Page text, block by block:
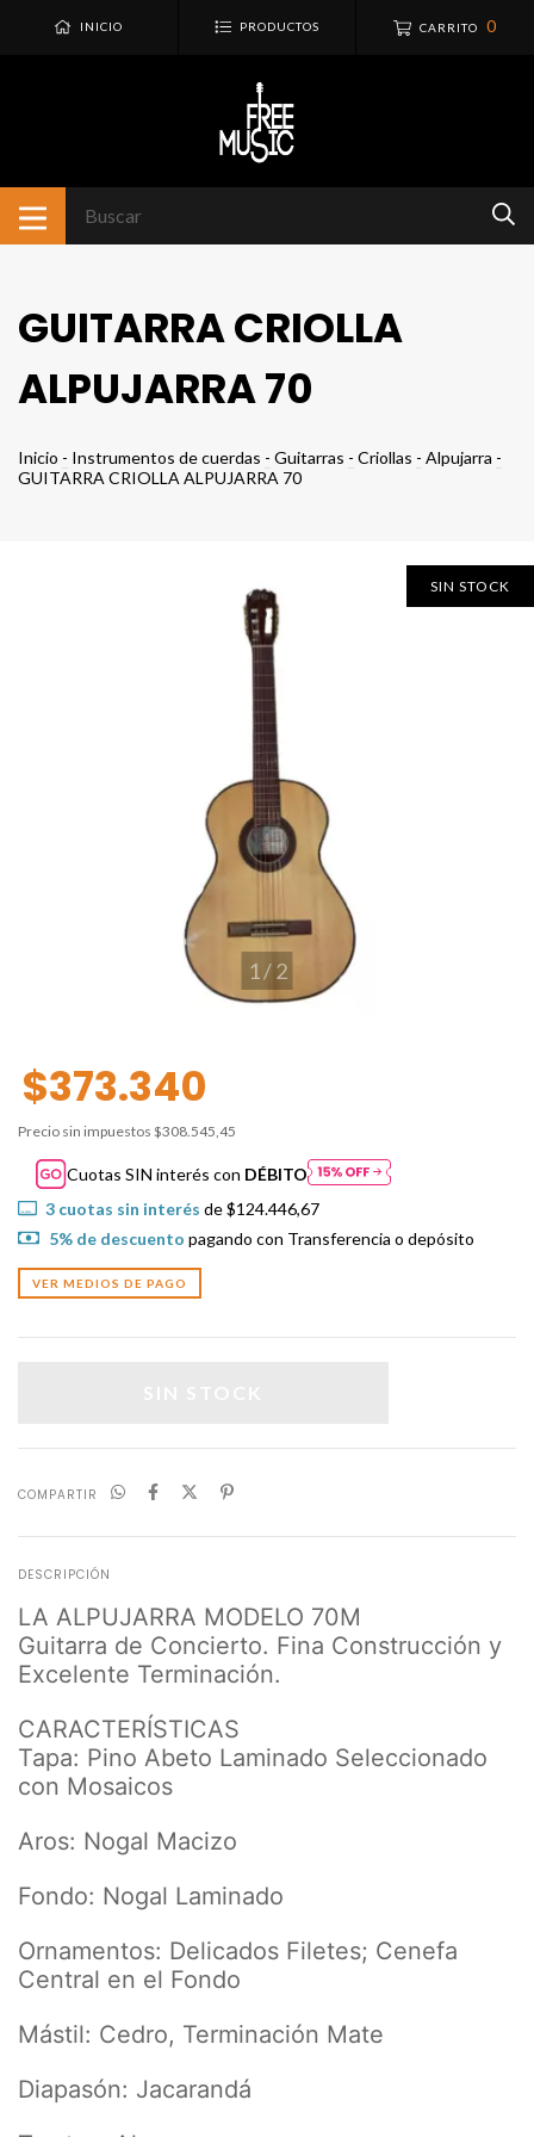
INICIO PRODUCTOS CARRITO 0
GUITARRA CRIOLLA
ALPUJARRA 70
Inicio - Instrumentos de cuerdas - Guitarras - Criollas - Alpujarra -
GUITARRA CRIOLLA ALPUJARRA 70
SIN STOCK
1 /2
$373.340
Precio sin impuestos $308.545,45
Cuotas SIN interés con DÉBITO
3cuotas sin interés de$124.446,67
5% de descuento pagando con Transferencia o depósito
VER MEDIOS DE PAGO
COMPARTIR
DESCRIPCIÓN
LA ALPUJARRA MODELO 70M
Guitarra de Concierto. Fina Construcción y
Excelente Terminación.
CARACTERÍSTICAS
Tapa: Pino Abeto Laminado Seleccionado
con Mosaicos
Aros: Nogal Macizo
Fondo: Nogal Laminado
Ornamentos: Delicados Filetes; Cenefa
Central en el Fondo
Mástil: Cedro, Terminación Mate
Diapasón: Jacarandá